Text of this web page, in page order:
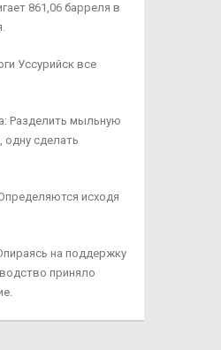
861,06 барреля в
Уссурийск все
Разделить мыльную
одну сделать
исходя
на поддержку
приняло